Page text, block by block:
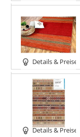
Details & Preise
Details & Preise